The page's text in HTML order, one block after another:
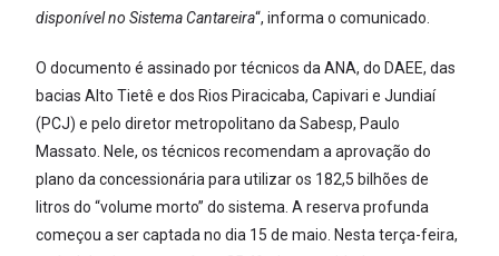
disponível no Sistema Cantareira“, informa o comunicado.
O documento é assinado por técnicos da ANA, do DAEE, das
bacias Alto Tietê e dos Rios Piracicaba, Capivari e Jundiaí
(PCJ) e pelo diretor metropolitano da Sabesp, Paulo
Massato. Nele, os técnicos recomendam a aprovação do
plano da concessionária para utilizar os 182,5 bilhões de
litros do “volume morto” do sistema. A reserva profunda
começou a ser captada no dia 15 de maio. Nesta terça-feira,